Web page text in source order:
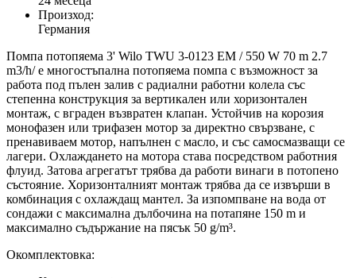
Произход:
Германия
Помпа потопяема 3' Wilo TWU 3-0123 EM / 550 W 70 m 2.7
m3/h/ е многостъпална потопяема помпа с възможност за
работа под пълен залив с радиални работни колела със
степенна конструкция за вертикален или хоризонтален
монтаж, с вграден възвратен клапан. Устойчив на корозия
монофазен или трифазен мотор за директно свързване, с
пренавиваем мотор, напълнен с масло, и със самосмазващи се
лагери. Охлаждането на мотора става посредством работния
флуид. Затова агрегатът трябва да работи винаги в потопено
състояние. Хоризонталният монтаж трябва да се извърши в
комбинация с охлаждащ мантел. За изпомпване на вода от
сондажи с максимална дълбочина на потапяне 150 m и
максимално съдържание на пясък 50 g/m³.
Окомплектовка: